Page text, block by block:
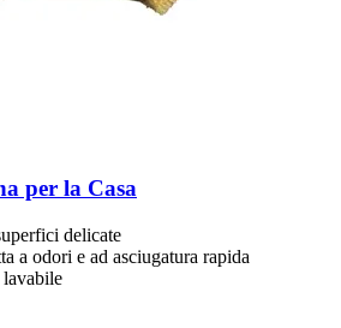
per la Casa
delicate
a odori e ad asciugatura rapida
lavabile